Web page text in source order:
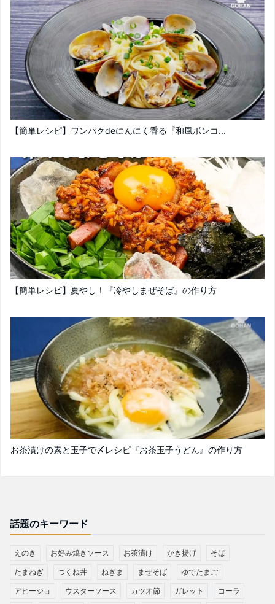
【簡単レシピ】ワンパクdeにんにく香る『和風ボンコ...
【簡単レシピ】夏やし！『冷やしまぜそば』の作り方
お茶漬けの素と玉子で〆レシピ『お茶玉子うどん』の作り方
話題のキーワード
えのき お好み焼きソース お茶漬け かき揚げ そば
たまねぎ つくね丼 ねぎま まぜそば ゆでたまご
アヒージョ ウスターソース カツオ節 ガレット コーラ